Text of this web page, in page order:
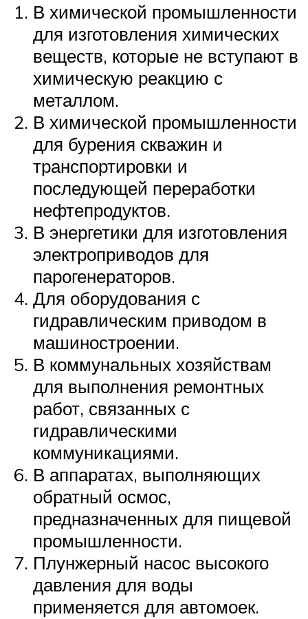
В химической промышленности
для изготовления химических
веществ, которые не вступают в
химическую реакцию с
металлом.
В химической промышленности
для бурения скважин и
транспортировки и
последующей переработки
нефтепродуктов.
В энергетики для изготовления
электроприводов для
парогенераторов.
Для оборудования с
гидравлическим приводом в
машиностроении.
В коммунальных хозяйствам
для выполнения ремонтных
работ, связанных с
гидравлическими
коммуникациями.
В аппаратах, выполняющих
обратный осмос,
предназначенных для пищевой
промышленности.
Плунжерный насос высокого
давления для воды
применяется для автомоек.